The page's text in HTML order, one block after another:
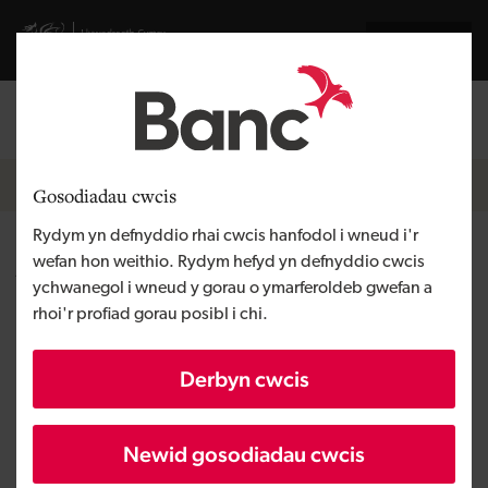
Gosodiadau cwcis
Rydym yn defnyddio rhai cwcis hanfodol i wneud i'r
wefan hon weithio. Rydym hefyd yn defnyddio cwcis
ychwanegol i wneud y gorau o ymarferoldeb gwefan a
rhoi'r profiad gorau posibl i chi.
Derbyn cwcis
Newid gosodiadau cwcis
Visit gov.wales website
Mewngofnodi
Breadcrumb
Hafan
ACAI
Rhanbarth Gogledd Cymru
Tyfu busnes
Maint BBaCh
Dros £100,000